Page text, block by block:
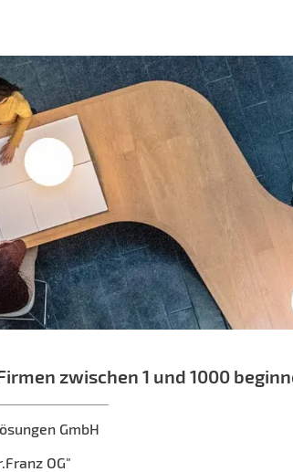
zwischen 1 und 1000
GmbH
OG"